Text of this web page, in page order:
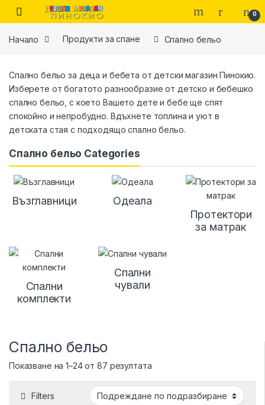
Skip to navigation
Skip to content
0
Начало Продукти за спане Спално бельо
Спално бельо за деца и бебета от детски магазин Пинокио.
Изберете от богатото разнообразие от детско и бебешко
спално бельо, с което Вашето дете и бебе ще спят
спокойно и непробудно. Вдъхнете топлина и уют в
детската стая с подходящо спално бельо.
Спално бельо Categories
Възглавници
Одеала
Протектори
за матрак
Спални
комплекти
Спални
чували
Спално бельо
Показване на 1–24 от 87 резултата
Filters